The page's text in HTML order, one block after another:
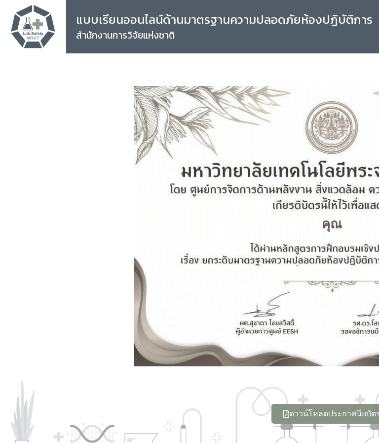
แบบเรียนออนไลน์ด้านมาตรฐานความปลอดภัยห้องปฏิบัติการ
สำนักงานการวิจัยแห่งชาติ
คุณ
ดาวน์โหลดประกาศนียบัต